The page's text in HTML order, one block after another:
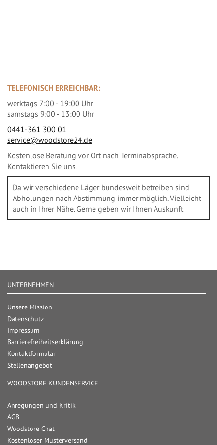
TELEFONISCH ERREICHBAR:
werktags 7:00 - 19:00 Uhr
samstags 9:00 - 13:00 Uhr
0441-361 300 01
service@woodstore24.de
Kostenlose Beratung vor Ort nach Terminabsprache.
Kontaktieren Sie uns!
Da wir verschiedene Läger bundesweit betreiben sind
Abholungen nach Abstimmung immer möglich. Vielleicht
auch in Ihrer Nähe. Gerne geben wir Ihnen Auskunft
UNTERNEHMEN
Unsere Mission
Datenschutz
Impressum
Barrierefreiheitserklärung
Kontaktformular
Stellenangebot
WOODSTORE KUNDENSERVICE
Anregungen und Kritik
AGB
Woodstore Chat
Kostenloser Musterversand